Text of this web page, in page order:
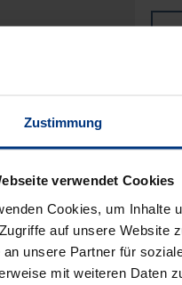
Zustimmung
verwendet Cookies
Cookies, um Inhalte
auf unsere Website
an unsere Partner für
mit weiteren Daten